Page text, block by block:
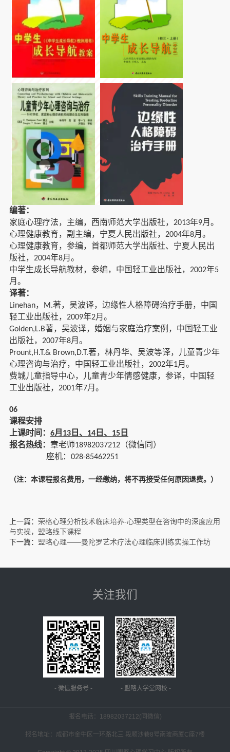
编著：
家庭心理疗法，主编，西南师范大学出版社， 2013年9月。
心理健康教育，副主编，宁夏人民出版社， 2004年8月。
心理健康教育，参编，首都师范大学出版社、宁夏人民出
版社， 2004年8月。
中学生成长导航教材，参编，中国轻工业出版社， 2002年5
月。
译著：
Linehan， M.著，吴波译，边缘性人格障碍治疗手册，中国
轻工业出版社， 2009年2月。
Golden,L.B著，吴波译，婚姻与家庭治疗案例，中国轻工业
出版社， 2007年8月。
Prount,H.T.& Brown,D.T.著，林丹华、吴波等译，儿童青少年
心理咨询与治疗，中国轻工业出版社， 2002年1月。
费城儿童指导中心，儿童青少年情感健康，参译，中国轻
工业出版社， 2001年7月。
06
课程安排
上课时间： 6月 13日、 14日、 15日
报名热线： 章老师18982037212（微信同）
座机： 028-85462251
（注：本课程报名费用，一经缴纳，将不再接受任何原因退费。）
上一篇： 荣格心理分析技术临床培养-心理类型在咨询中的深度应用
与实操，盟略线下课程
下一篇： 盟略心理——曼陀罗艺术疗法心理临床训练实操工作坊
关注我们
- 微信服务号 - - 盟略大学堂网校 -
报名电话： 18982037212(同微信)
报名地址：成都市金牛区一环路北三 段顺沙巷8号南玻商厦C座7楼